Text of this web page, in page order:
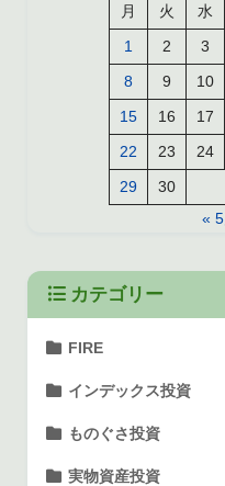
月
火 水
1
2 3
8
9 10
15
16 17
22
23 24
29
30
« 5
カテゴリー
FIRE
インデックス投資
ものぐさ投資
実物資産投資